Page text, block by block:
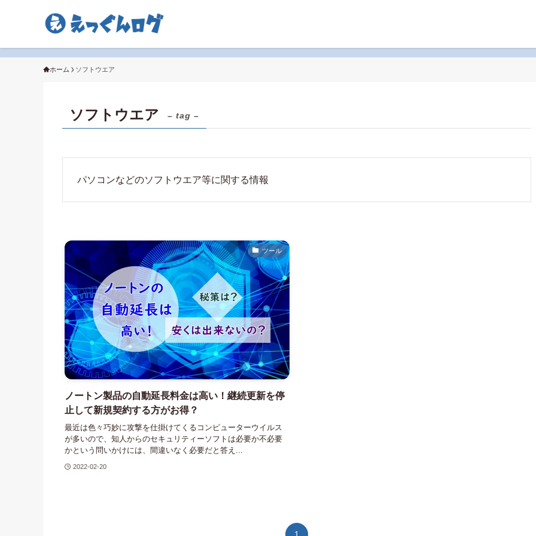
ホーム ソフトウエア
ソフトウエア – tag –
パソコンなどのソフトウエア等に関する情報
ツール
ノートン製品の自動延長料金は高い！継続更新を停
止して新規契約する方がお得？
最近は色々巧妙に攻撃を仕掛けてくるコンピューターウイルス
が多いので、知人からのセキュリティーソフトは必要か不必要
かという問いかけには、間違いなく必要だと答え...
2022-02-20